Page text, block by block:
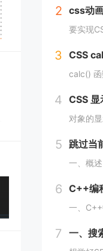
2 css动
3 CSS
4 CSS 显
5 跳过当
6 C++编
7